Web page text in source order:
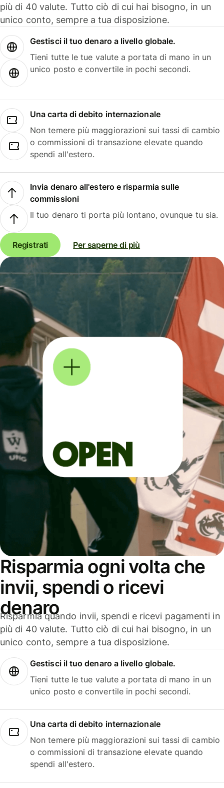
più di 40 valute. Tutto ciò di cui hai bisogno, in un
unico conto, sempre a tua disposizione.
Gestisci il tuo denaro a livello globale.
Tieni tutte le tue valute a portata di mano in un
unico posto e convertile in pochi secondi.
Una carta di debito internazionale
Non temere più maggiorazioni sui tassi di cambio
o commissioni di transazione elevate quando
spendi all'estero.
Invia denaro all'estero e risparmia sulle
commissioni
Il tuo denaro ti porta più lontano, ovunque tu sia.
Registrati Per saperne di più
Risparmia ogni volta che
invii, spendi o ricevi
denaro
Risparmia quando invii, spendi e ricevi pagamenti in
più di 40 valute. Tutto ciò di cui hai bisogno, in un
unico conto, sempre a tua disposizione.
Gestisci il tuo denaro a livello globale.
Tieni tutte le tue valute a portata di mano in un
unico posto e convertile in pochi secondi.
Una carta di debito internazionale
Non temere più maggiorazioni sui tassi di cambio
o commissioni di transazione elevate quando
spendi all'estero.